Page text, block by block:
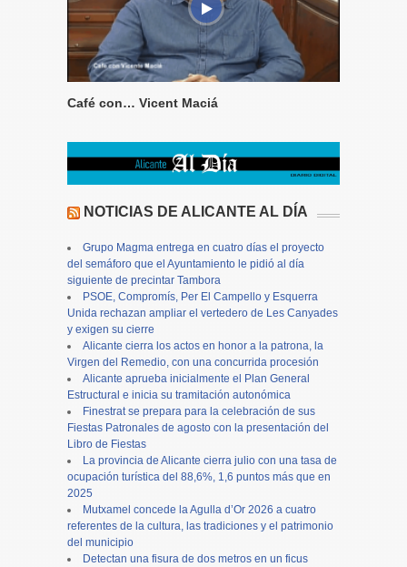
Café con… Vicent Maciá
NOTICIAS DE ALICANTE AL DÍA
Grupo Magma entrega en cuatro días el proyecto
del semáforo que el Ayuntamiento le pidió al día
siguiente de precintar Tambora
PSOE, Compromís, Per El Campello y Esquerra
Unida rechazan ampliar el vertedero de Les Canyades
y exigen su cierre
Alicante cierra los actos en honor a la patrona, la
Virgen del Remedio, con una concurrida procesión
Alicante aprueba inicialmente el Plan General
Estructural e inicia su tramitación autonómica
Finestrat se prepara para la celebración de sus
Fiestas Patronales de agosto con la presentación del
Libro de Fiestas
La provincia de Alicante cierra julio con una tasa de
ocupación turística del 88,6%, 1,6 puntos más que en
2025
Mutxamel concede la Agulla d’Or 2026 a cuatro
referentes de la cultura, las tradiciones y el patrimonio
del municipio
Detectan una fisura de dos metros en un ficus